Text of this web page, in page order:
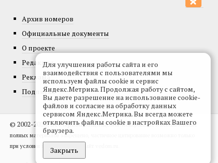
Архив номеров
Официальные документы
О проекте
Редакция
Реклама
Подписка
© 2002-2026, Все права защищены.Копирование и использование
полных материалов запрещено, частичное цитирование возможно только
при условии гиперссылки на сайт vedom.ru.
Для улучшения работы сайта и его
взаимодействия с пользователями мы
используем файлы cookie и сервис
Яндекс.Метрика. Продолжая работу с сайтом,
Вы даете разрешение на использование cookie-
файлов и согласие на обработку данных
сервисом Яндекс.Метрика. Вы всегда можете
отключить файлы cookie в настройках Вашего
браузера.
Закрыть